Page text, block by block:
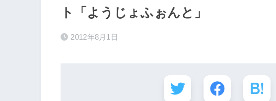
ト「ようじょふぉんと」
2012年8月1日